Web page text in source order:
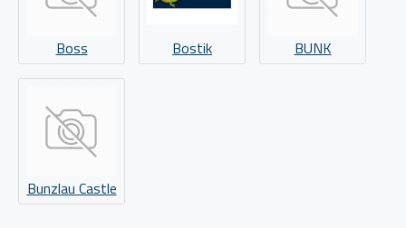
Boss Bostik BUNK
Bunzlau Castle